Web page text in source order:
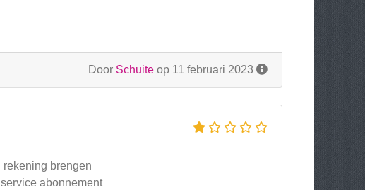
Door Schuite op 11 februari 2023
brengen
abonnement